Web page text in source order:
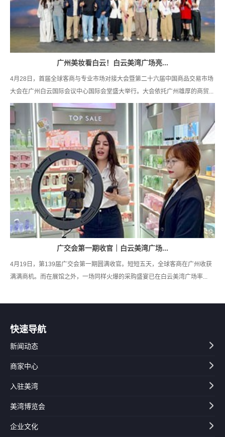
广州美妆看白云！白云美湾广场亮...
4月28日，首届全球客商与专业市场对接大会暨第二十六届中国商品交易市场
大会在广州白云国际会议中心国际会堂盛大举行。大会依托广州雄厚的商贸...
广交会第一期收官｜白云美湾广场...
4月19日，第139届广交会第一期圆满收官。短短五天，全球客商在广州收获
满满商机。而在展馆之外，一场同样火爆的采购盛宴已在白云美湾广场率...
快速导航
新闻动态
商家中心
入驻美湾
美湾博览会
企业文化